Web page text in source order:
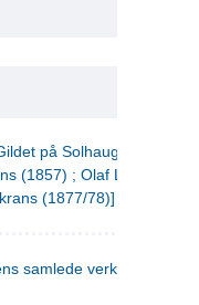
på Solhaug (1883) ;
(1857) ; Olaf Liljekrans
(1877/78)]
samlede verker. 3